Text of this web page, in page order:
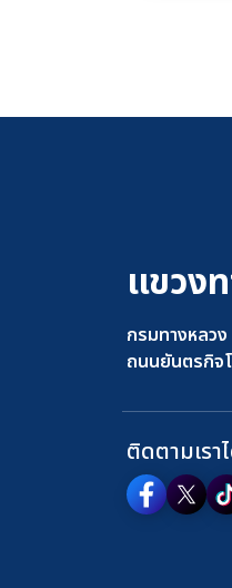
แขวง
กรมทางหลวง
ถนนยันตรกิจ
ติดตามเรา